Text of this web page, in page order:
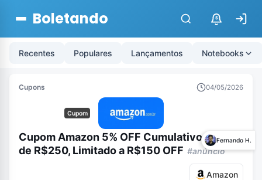
Boletando $
Recentes Populares Lançamentos Notebooks
Cupons 04/05/2026
Cupom
Fernando H.
Cupom Amazon 5% OFF Cumulativo a partir
de R$250, Limitado a R$150 OFF #anúncio
Amazon